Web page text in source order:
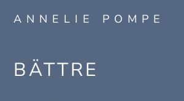
ANNELIE POMPE
BÄTTRE